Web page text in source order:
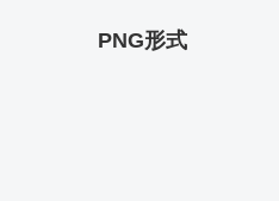
PNG形式